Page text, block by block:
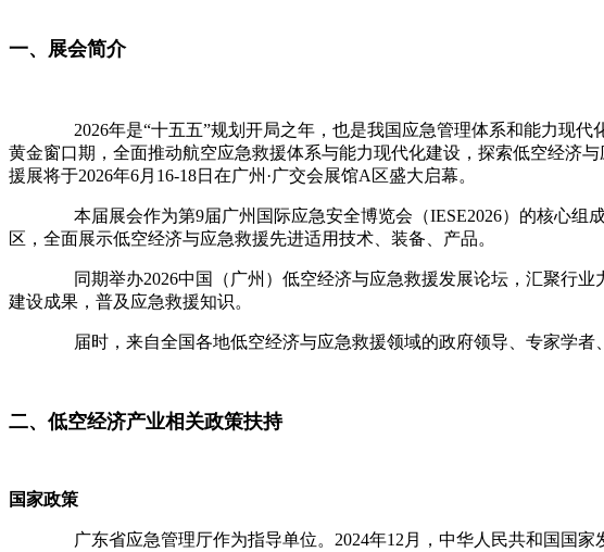
一、展会简介
2026年是“十五五”规划开局之年，也是我国应急管理体系和能力现代化
黄金窗口期，全面推动航空应急救援体系与能力现代化建设，探索低空经济
援展将于2026年6月16-18日在广州·广交会展馆A区盛大启幕。
本届展会作为第9届广州国际应急安全博览会（IESE2026）的核心组成
区，全面展示低空经济与应急救援先进适用技术、装备、产品。
同期举办2026中国（广州）低空经济与应急救援发展论坛，汇聚行业力
建设成果，普及应急救援知识。
届时，来自全国各地低空经济与应急救援领域的政府领导、专家学者、
二、低空经济产业相关政策扶持
国家政策
广东省应急管理厅作为指导单位。2024年12月，中华人民共和国国家发